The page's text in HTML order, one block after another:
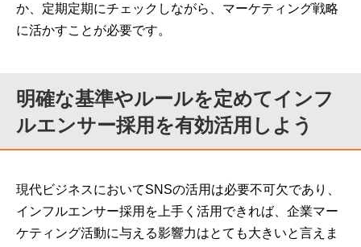
か、定期定期にチェックしながら、マーケティング戦略
に活かすことが必要です。
明確な基準やルールを定めてインフ
ルエンサー採用を有効活用しよう
現代ビジネスにおいてSNSの活用は必要不可欠であり、
インフルエンサー採用を上手く活用できれば、企業マー
ケティング活動に与える影響力はとても大きいと言えま